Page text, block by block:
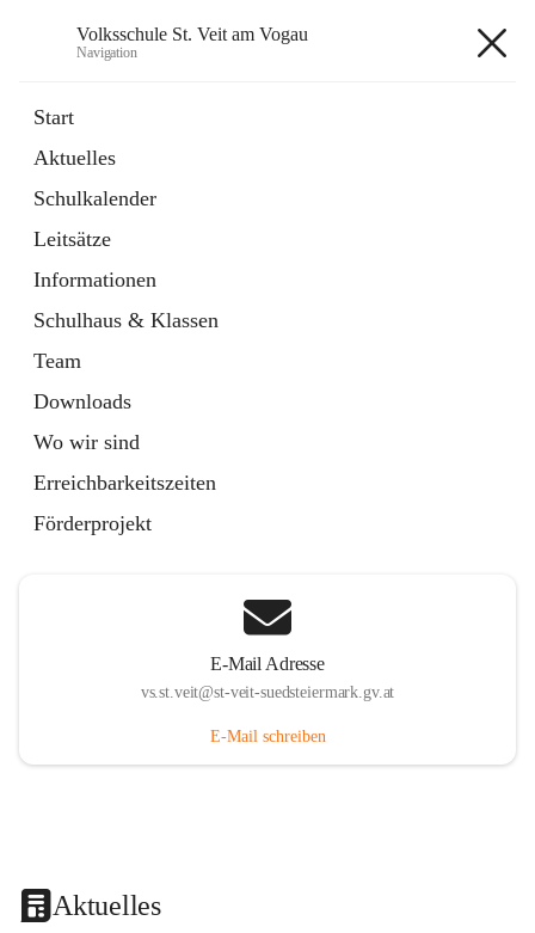
Volksschule St. Veit am Vogau
Navigation
Start
Aktuelles
Schulkalender
Leitsätze
Informationen
Schulhaus & Klassen
Team
Downloads
Wo wir sind
Erreichbarkeitszeiten
Förderprojekt
E-Mail Adresse
vs.st.veit@st-veit-suedsteiermark.gv.at
E-Mail schreiben
Aktuelles